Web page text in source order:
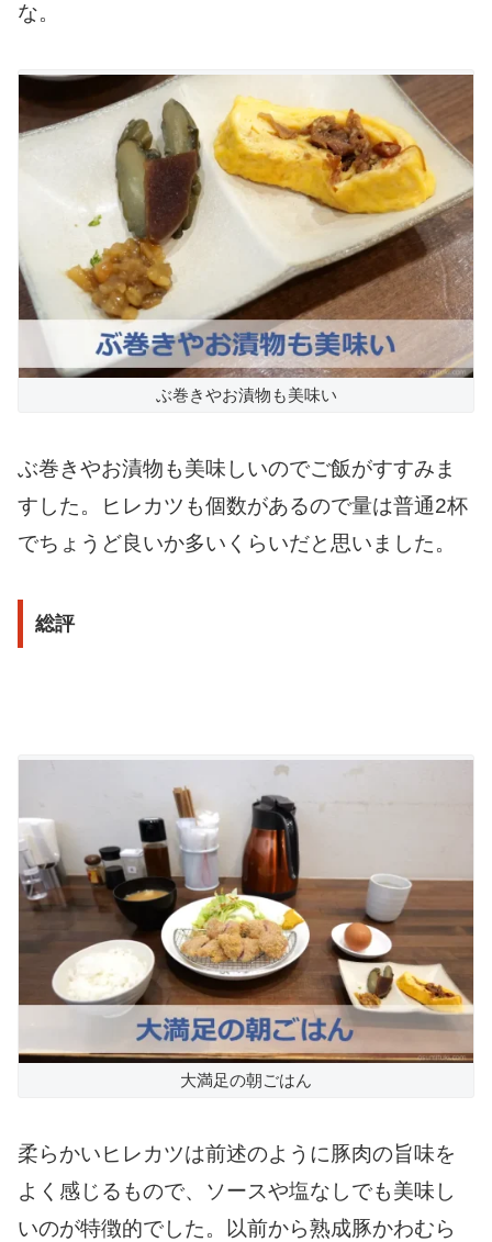
な。
ぶ巻きやお漬物も美味い
ぶ巻きやお漬物も美味しいのでご飯がすすみま
すした。ヒレカツも個数があるので量は普通2杯
でちょうど良いか多いくらいだと思いました。
総評
大満足の朝ごはん
柔らかいヒレカツは前述のように豚肉の旨味を
よく感じるもので、ソースや塩なしでも美味し
いのが特徴的でした。以前から熟成豚かわむら